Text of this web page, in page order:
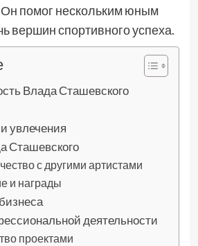
Он помог нескольким юным
вершин спортивного успеха.
Влада Сташевского
увлечения
Сташевского
с другими артистами
и награды
деятельности
проектами